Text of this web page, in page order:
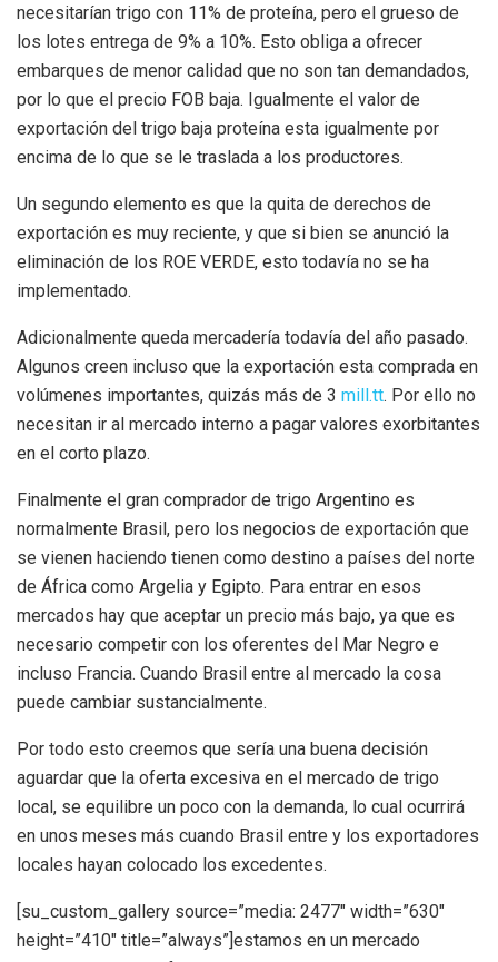
necesitarían trigo con 11% de proteína, pero el grueso de
los lotes entrega de 9% a 10%. Esto obliga a ofrecer
embarques de menor calidad que no son tan demandados,
por lo que el precio FOB baja. Igualmente el valor de
exportación del trigo baja proteína esta igualmente por
encima de lo que se le traslada a los productores.
Un segundo elemento es que la quita de derechos de
exportación es muy reciente, y que si bien se anunció la
eliminación de los ROE VERDE, esto todavía no se ha
implementado.
Adicionalmente queda mercadería todavía del año pasado.
Algunos creen incluso que la exportación esta comprada en
volúmenes importantes, quizás más de 3 mill.tt. Por ello no
necesitan ir al mercado interno a pagar valores exorbitantes
en el corto plazo.
Finalmente el gran comprador de trigo Argentino es
normalmente Brasil, pero los negocios de exportación que
se vienen haciendo tienen como destino a países del norte
de África como Argelia y Egipto. Para entrar en esos
mercados hay que aceptar un precio más bajo, ya que es
necesario competir con los oferentes del Mar Negro e
incluso Francia. Cuando Brasil entre al mercado la cosa
puede cambiar sustancialmente.
Por todo esto creemos que sería una buena decisión
aguardar que la oferta excesiva en el mercado de trigo
local, se equilibre un poco con la demanda, lo cual ocurrirá
en unos meses más cuando Brasil entre y los exportadores
locales hayan colocado los excedentes.
[su_custom_gallery source=”media: 2477″ width=”630″
height=”410″ title=”always”]estamos en un mercado